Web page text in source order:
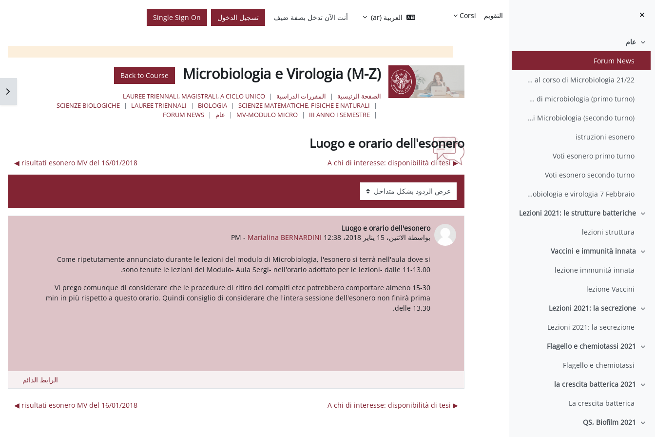
التقويم Corsi العربية ‎(ar)‎ أنت الآن تدخل بصفة ضيف تسجيل الدخول Single Sign On
طيعام
Forum News
iscrizione al corso di Microbiologia 21/22
iscrizioni all'esonero di microbiologia (primo turno)
Iscrizioni all'esonero di Microbiologia (secondo turno)
istruzioni esonero
Voti esonero primo turno
Voti esonero secondo turno
Esame Microbiologia e virologia 7 Febbraio
طيLezioni 2021: le strutture batteriche
lezioni struttura
طيVaccini e immunità innata
lezione immunità innata
lezione Vaccini
طيLezioni 2021: la secrezione
Lezioni 2021: la secrezione
طي Flagello e chemiotassi 2021
Flagello e chemiotassi
طي la crescita batterica 2021
La crescita batterica
طي QS, Biofilm 2021
Microbiologia e Virologia (M-Z)
Back to Course
الصفحة الرئيسية المقررات الدراسية
LAUREE TRIENNALI, MAGISTRALI, A CICLO UNICO
SCIENZE MATEMATICHE, FISICHE E NATURALI
BIOLOGIA
LAUREE TRIENNALI
SCIENZE BIOLOGICHE
III ANNO I SEMESTRE
MV-MODULO MICRO عام FORUM NEWS
Luogo e orario dell'esonero
▶︎ A chi di interesse: disponibilità di tesi
risultati esonero MV del 16/01/2018 ◀︎
نمط العرض
Luogo e orario dell'esonero
بواسطة الاثنين، 15 يناير 2018، 12:38 PM - Marialina BERNARDINI
عدد الردود: 0
Come ripetutamente annunciato durante le lezioni del modulo di Microbiologia, l'esonero si terrà nell'aula dove si
sono tenute le lezioni del Modulo- Aula Sergi- nell'orario adottato per le lezioni- dalle 11-13.00.
Vi prego comunque di considerare che le procedure di ritiro dei compiti etcc potrebbero comportare almeno 15-30
min in più rispetto a questo orario. Quindi consiglio di considerare che l'intera sessione dell'esonero non finirà prima
delle 13.30.
الرابط الدائم
▶︎ A chi di interesse: disponibilità di tesi
risultati esonero MV del 16/01/2018 ◀︎